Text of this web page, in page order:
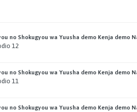
no Shokugyou wa Yuusha demo Kenja demo
12
no Shokugyou wa Yuusha demo Kenja demo
11
no Shokugyou wa Yuusha demo Kenja demo